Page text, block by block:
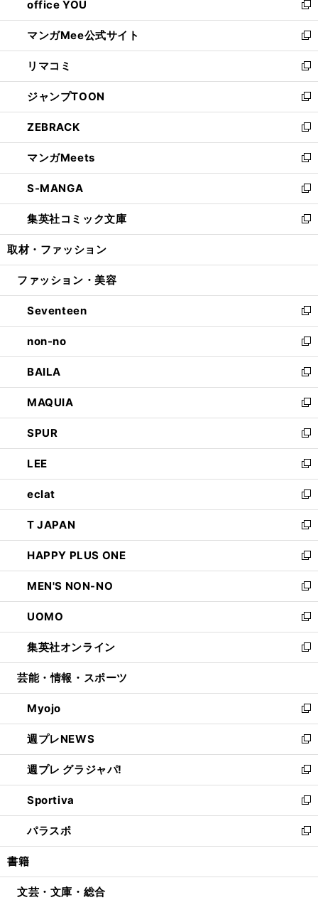
く
で
開
く
ィ
ン
ド
ウ
で
開
く
い
ウ
ィ
ン
ド
ウ
で
開
く
office YOU
新
し
い
ウ
ィ
ン
ド
ウ
で
開
く
マンガMee公式サイト
新
し
い
ウ
ィ
ン
ド
ウ
で
開
く
リマコミ
新
し
い
ウ
ィ
ン
ド
ウ
で
開
く
ジャンプTOON
新
し
い
ウ
ィ
ン
ド
ウ
で
開
ZEBRACK
新
し
い
ウ
ィ
ン
ド
ウ
開
マンガMeets
新
し
い
ウ
ィ
ン
ウ
開
く
S-MANGA
新
し
い
ウ
ン
ウ
で
開
く
集英社コミック文庫
新
し
ウ
ン
ド
ウ
で
開
く
取材・ファッション
ファッション・美容
Seventeen
新
し
い
ウ
ィ
ン
ド
ウ
で
開
く
non-no
新
し
い
ウ
ィ
ン
ド
ウ
で
開
く
BAILA
新
し
い
ウ
ィ
ン
ド
ウ
で
開
く
MAQUIA
新
し
い
ウ
ィ
ン
ド
ウ
で
開
く
SPUR
新
し
い
ウ
ィ
ン
ド
ウ
で
開
く
LEE
新
し
い
ウ
ィ
ン
ド
ウ
で
開
く
eclat
新
し
い
ウ
ィ
ン
ド
ウ
で
開
く
T JAPAN
新
し
い
ウ
ィ
ン
ド
ウ
で
開
HAPPY PLUS ONE
新
し
い
ウ
ィ
ン
ド
ウ
開
く
MEN'S NON-NO
新
し
い
ウ
ィ
ン
ウ
で
開
く
UOMO
新
し
い
ウ
ン
ド
ウ
で
開
く
集英社オンライン
新
し
ウ
ィ
ン
ド
ウ
で
開
く
芸能・情報・スポーツ
Myojo
新
し
い
ウ
ィ
ン
ド
ウ
で
開
週プレNEWS
新
し
い
ウ
ィ
ン
ド
ウ
開
週プレ グラジャパ!
新
し
い
ウ
ィ
ン
ウ
Sportiva
新
し
い
ウ
ン
パラスポ
新
し
ウ
書籍
文芸・文庫・総合